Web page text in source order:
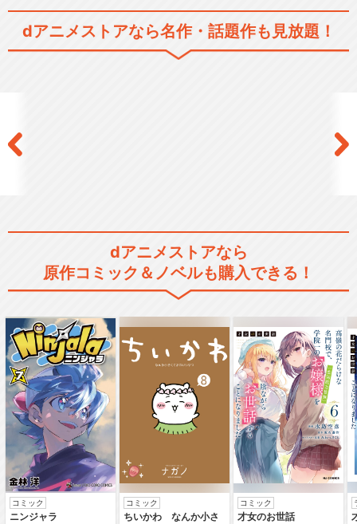
dアニメストアなら名作・話題作も見放題！
dアニメストアなら
原作コミック＆ノベルも購入できる！
コミック
ニンジャラ
コミック
ちいかわ なんか小さ
コミック
才女のお世話